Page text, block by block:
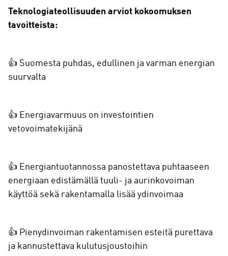
Teknologiateollisuuden arviot kokoomuksen
tavoitteista:
👍 Suomesta puhdas, edullinen ja varman energian
suurvalta
👍 Energiavarmuus on investointien
vetovoimatekijänä
👍 Energiantuotannossa panostettava puhtaaseen
energiaan edistämällä tuuli- ja aurinkovoiman
käyttöä sekä rakentamalla lisää ydinvoimaa
👍 Pienydinvoiman rakentamisen esteitä purettava
ja kannustettava kulutusjoustoihin